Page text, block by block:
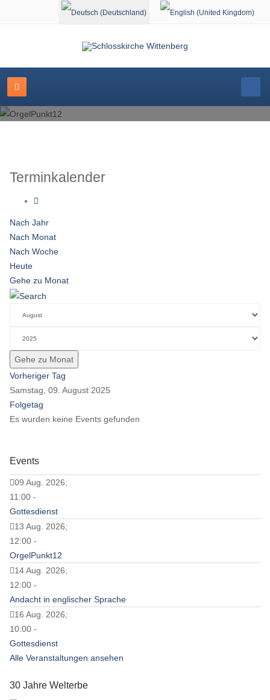
Sprache auswählen
Terminkalender
Nach Jahr
Nach Monat
Nach Woche
Heute
Gehe zu Monat
Gehe zu Monat
Vorheriger Tag
Samstag, 09. August 2025
Folgetag
Es wurden keine Events gefunden
Events
09 Aug. 2026;
11:00 -
Gottesdienst
13 Aug. 2026;
12:00 -
OrgelPunkt12
14 Aug. 2026;
12:00 -
Andacht in englischer Sprache
16 Aug. 2026;
10:00 -
Gottesdienst
Alle Veranstaltungen ansehen
30 Jahre Welterbe